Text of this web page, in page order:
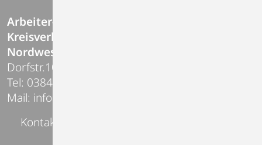
Arbeiter-Samariter-Bund
Kreisverband Wismar /
Nordwestmecklenburg e.V.
Dorfstr.10 | 23968 Gägelow
Tel: 03841-227200
Mail: info@asbwismar.de
Kontakt